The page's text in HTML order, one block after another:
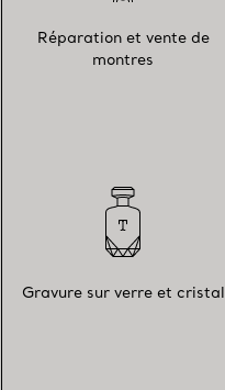
Réparation et vente de
montres
Gravure sur verre et cristal